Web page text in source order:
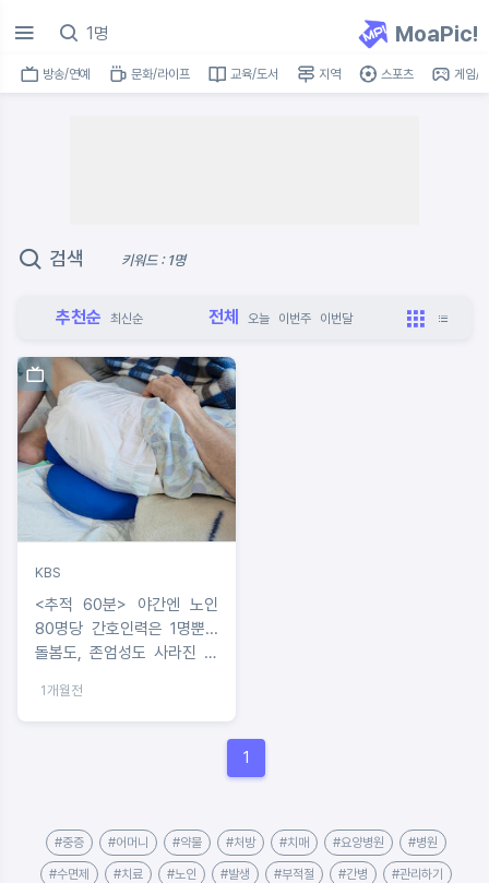
MoaPic!
방송/연예 문화/라이프 교육/도서 지역 스포츠 게임/
검색 키워드 : 1명
추천순 최신순 전체 오늘 이번주 이번달
KBS
<추적 60분> 야간엔 노인
80명당 간호인력은 1명뿐...
돌봄도, 존엄성도 사라진 요
1개월전
1
#중증 #어머니 #약물 #처방 #치매 #요양병원 #병원
#수면제 #치료 #노인 #발생 #부적절 #간병 #관리하기